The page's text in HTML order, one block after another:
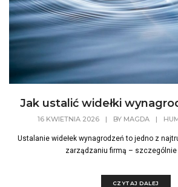
Jak ustalić widełki
16 KWIETNIA 2026 | BY MAGDA |
Ustalanie widełek wynagrodzeń to jedno z
zarządzaniu firmą – szczególnie w
CZYTAJ DALEJ